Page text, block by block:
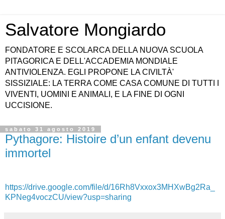
Salvatore Mongiardo
FONDATORE E SCOLARCA DELLA NUOVA SCUOLA
PITAGORICA E DELL'ACCADEMIA MONDIALE
ANTIVIOLENZA. EGLI PROPONE LA CIVILTÀ'
SISSIZIALE: LA TERRA COME CASA COMUNE DI TUTTI I
VIVENTI, UOMINI E ANIMALI, E LA FINE DI OGNI
UCCISIONE.
sabato 31 agosto 2019
Pythagore: Histoire d’un enfant devenu
immortel
https://drive.google.com/file/d/16Rh8Vxxox3MHXwBg2Ra_
KPNeg4voczCU/view?usp=sharing